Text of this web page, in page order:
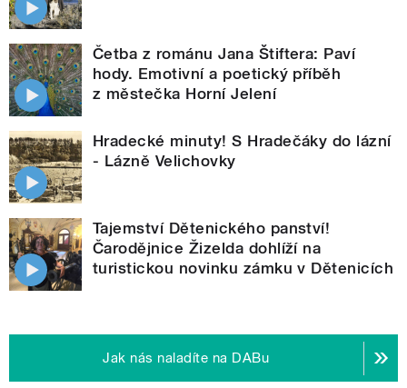
Četba z románu Jana Štiftera: Paví
hody. Emotivní a poetický příběh
z městečka Horní Jelení
Hradecké minuty! S Hradečáky do lázní
- Lázně Velichovky
Tajemství Dětenického panství!
Čarodějnice Žizelda dohlíží na
turistickou novinku zámku v Dětenicích
Jak nás naladíte na DABu